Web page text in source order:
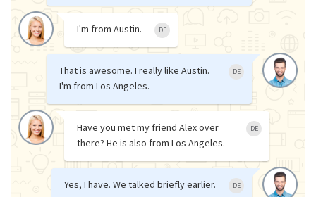
I'm from Austin. DE
That is awesome. I really like Austin.
I'm from Los Angeles.
DE
Have you met my friend Alex over
there? He is also from Los Angeles.
DE
Yes, I have. We talked briefly earlier. DE